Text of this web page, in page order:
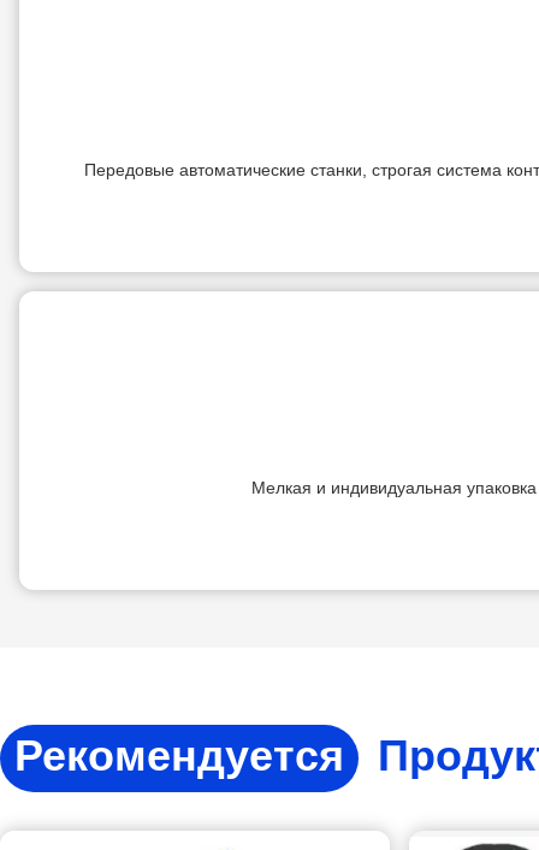
Передовые автоматические станки, строгая система
Мелкая и индивидуальная
Рекомендуется